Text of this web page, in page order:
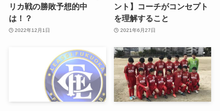
リカ戦の勝敗予想的中
は！？
2022年12月1日
ント】コーチがコンセプト
を理解すること
2021年6月27日